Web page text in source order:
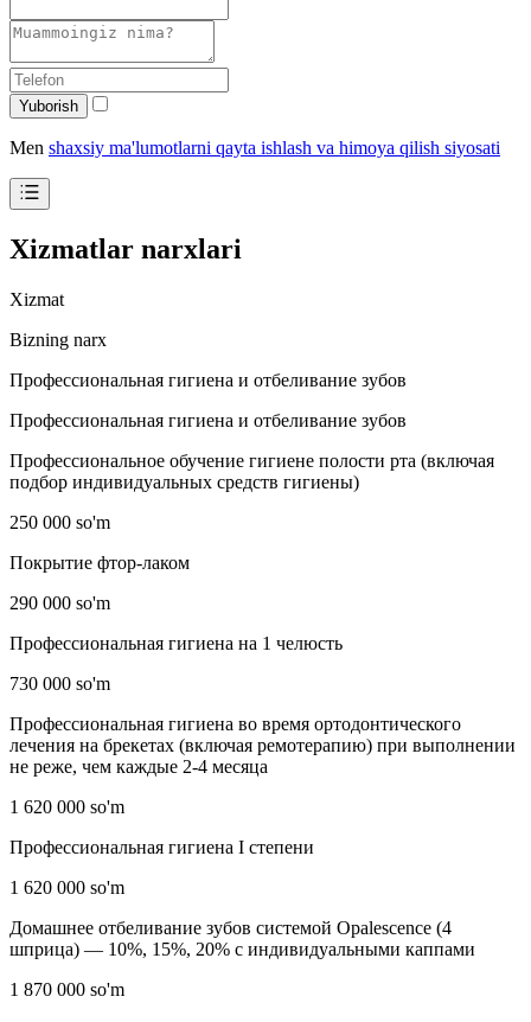
Yuborish
Men shaxsiy ma'lumotlarni qayta ishlash va himoya qilish siyosati
Xizmatlar narxlari
Xizmat
Bizning narx
Профессиональная гигиена и отбеливание зубов
Профессиональная гигиена и отбеливание зубов
Профессиональное обучение гигиене полости рта (включая
подбор индивидуальных средств гигиены)
250 000 so'm
Покрытие фтор-лаком
290 000 so'm
Профессиональная гигиена на 1 челюсть
730 000 so'm
Профессиональная гигиена во время ортодонтического
лечения на брекетах (включая ремотерапию) при выполнении
не реже, чем каждые 2-4 месяца
1 620 000 so'm
Профессиональная гигиена I степени
1 620 000 so'm
Домашнее отбеливание зубов системой Opalescencе (4
шприца) — 10%, 15%, 20% с индивидуальными каппами
1 870 000 so'm